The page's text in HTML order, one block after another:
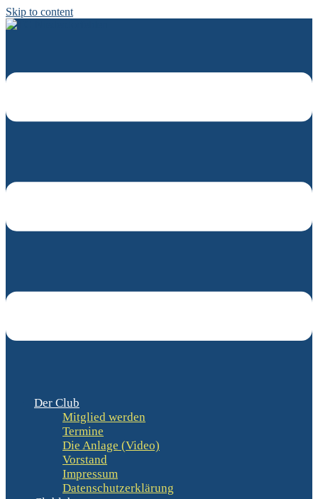
Skip to content
Der Club
Mitglied werden
Termine
Die Anlage (Video)
Vorstand
Impressum
Datenschutzerklärung